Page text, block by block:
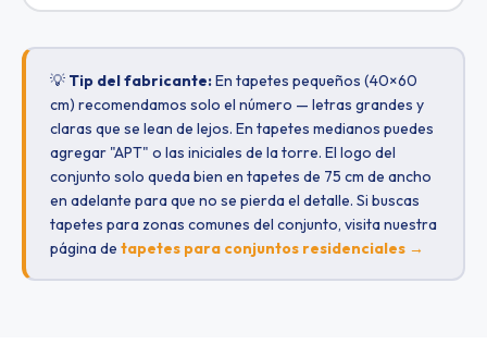
💡 Tip del fabricante:En tapetes pequeños (40×60
cm) recomendamos solo el número — letras grandes y
claras que se lean de lejos. En tapetes medianos puedes
agregar "APT" o las iniciales de la torre. El logo del
conjunto solo queda bien en tapetes de 75 cm de ancho
en adelante para que no se pierda el detalle. Si buscas
tapetes para zonas comunes del conjunto, visita nuestra
página de tapetes para conjuntos residenciales →